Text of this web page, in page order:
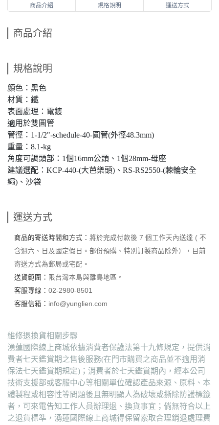
商品介紹 規格說明 運送方式
商品介紹
規格說明
顏色：黑色
材質：鐵
表面處理：電鍍
適用於雙圓管
管徑：1-1/2"-schedule-40-圓管(外徑48.3mm)
重量：8.1-kg
角度可調頭部：1個16mm公頭、1個28mm-母座
建議選配：KCP-440-(大芭樂頭)、RS-RS2550-(棘輪安全
繩)、沙袋
運送方式
商品的寄送時間和方式： 將於完成付款後 7 個工作天內送達 ( 不
含週六、日及國定假日。部份預購、特別訂製商品除外），目前
寄送方式為郵局或宅配。
送貨範圍： 限台灣本島與離島地區。
客服專線： 02-2980-8501
客服信箱： info@yunglien.com
維修退換貨相關步驟
湧蓮國際線上商城依據消費者保護法第十九條規定，提供消
費者七天鑑賞期之售後服務(在門市購買之商品並不適用消
保法七天鑑賞期規定)；消費者於七天鑑賞期內，經本公司
技術支援部或客服中心等相關單位確認產品來源、原料、本
體製程或相容性等問題後且無明顯人為破壞或撕除防護標籤
者，可來電告知工作人員辦理退、換貨事宜；倘無符合以上
之退貨標準，湧蓮國際線上商城得保留索取合理銷退處理費